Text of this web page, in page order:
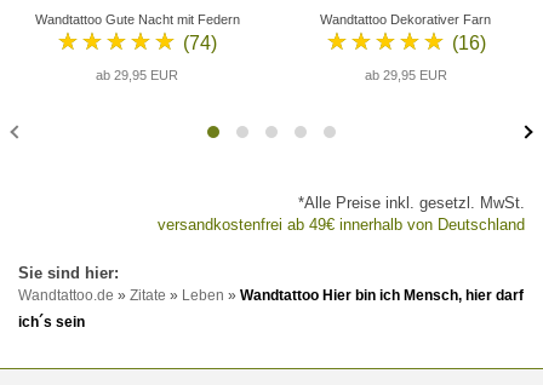
Wandtattoo Gute Nacht mit Federn
★★★★★ (74)
ab 29,95 EUR
Wandtattoo Dekorativer Farn
★★★★★ (16)
ab 29,95 EUR
*Alle Preise inkl. gesetzl. MwSt.
versandkostenfrei ab 49€ innerhalb von Deutschland
Wandtattoo.de » Zitate » Leben » Wandtattoo Hier bin ich Mensch, hier darf
ich´s sein